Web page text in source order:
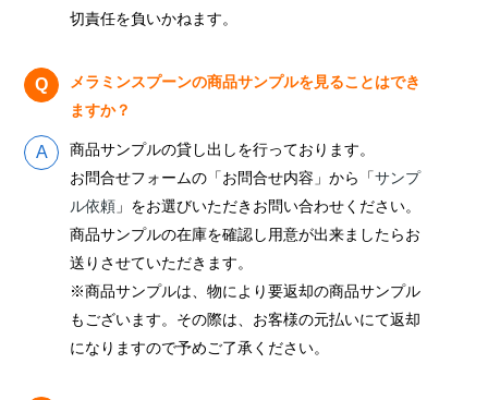
切責任を負いかねます。
メラミンスプーンの商品サンプルを見ることはでき
ますか？
商品サンプルの貸し出しを行っております。
お問合せフォームの「お問合せ内容」から「サンプ
ル依頼 」をお選びいただきお問い合わせください。
商品サンプルの在庫を確認し用意が出来ましたらお
送りさせていただきます。
※商品サンプルは、物により要返却の商品サンプル
もございます。その際は、お客様の元払いにて返却
になりますので予めご了承ください。